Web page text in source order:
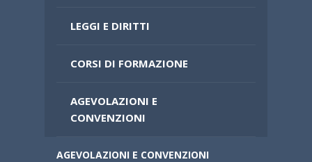
LEGGI E DIRITTI
CORSI DI FORMAZIONE
AGEVOLAZIONI E
CONVENZIONI
AGEVOLAZIONI E CONVENZIONI